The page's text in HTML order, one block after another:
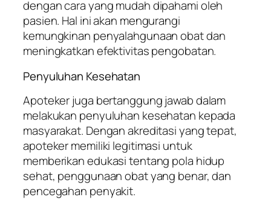
dengan cara yang mudah dipahami oleh
pasien. Hal ini akan mengurangi
kemungkinan penyalahgunaan obat dan
meningkatkan efektivitas pengobatan.
Penyuluhan Kesehatan
Apoteker juga bertanggung jawab dalam
melakukan penyuluhan kesehatan kepada
masyarakat. Dengan akreditasi yang tepat,
apoteker memiliki legitimasi untuk
memberikan edukasi tentang pola hidup
sehat, penggunaan obat yang benar, dan
pencegahan penyakit.